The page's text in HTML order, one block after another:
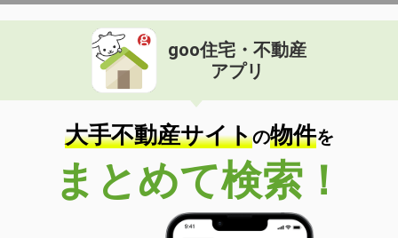
goo住宅・不動産
アプリ
大手不動産サイトの物件を
まとめて検索！